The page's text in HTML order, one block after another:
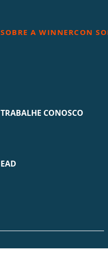
SOBRE A WINNERCON
TRABALHE CONOSCO
EAD